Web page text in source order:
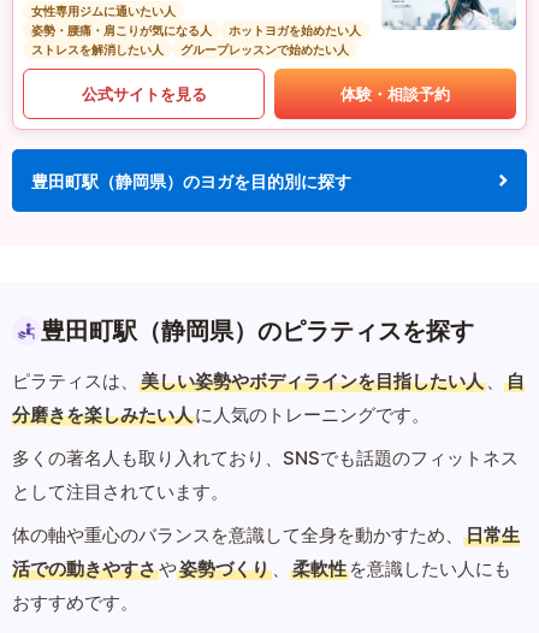
女性専用ジムに通いたい人
姿勢・腰痛・肩こりが気になる人
ホットヨガを始めたい人
ストレスを解消したい人
グループレッスンで始めたい人
公式サイトを見る 体験・相談予約
豊田町駅（静岡県）のヨガを目的別に探す
豊田町駅（静岡県）のピラティスを探す
ピラティスは、 美しい姿勢やボディラインを目指したい人 、
自
分磨きを楽しみたい人に人気のトレーニングです。
多くの著名人も取り入れており、SNSでも話題のフィットネス
として注目されています。
体の軸や重心のバランスを意識して全身を動かすため、
日常生
活での動きやすさや姿勢づくり 、 柔軟性 を意識したい人にも
おすすめです。